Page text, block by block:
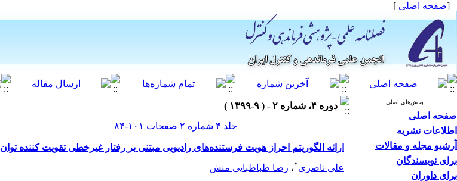
[صفحه اصلی ]
بخش‌های اصلی
صفحه اصلی
اطلاعات نشریه
آرشیو مجله و مقالات
برای نویسندگان
برای داوران
دوره ۴، شماره ۲ - ( ۹-۱۳۹۹ )
جلد ۴ شماره ۲ صفحات ۱۰۱-۸۴
ارائه الگوریتم احراز هویت فرستنده‌های رادیویی مبتنی بر رفتار غیرخطی تقویت کننده توان
علی ناصری*، رضا طباطبایی منش